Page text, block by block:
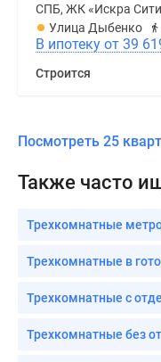
СПБ, ЖК «Искра
Улица Дыбенко
В ипотеку от 39
Строится
Посмотреть 25
Также часто
Трехкомнатные
Трехкомнатные в
Трехкомнатные с
Трехкомнатные без